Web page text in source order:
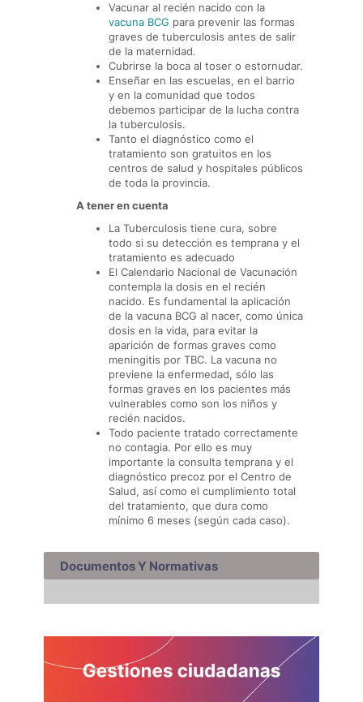
Vacunar al recién nacido con la
vacuna BCG para prevenir las formas
graves de tuberculosis antes de salir
de la maternidad.
Cubrirse la boca al toser o estornudar.
Enseñar en las escuelas, en el barrio
y en la comunidad que todos
debemos participar de la lucha contra
la tuberculosis.
Tanto el diagnóstico como el
tratamiento son gratuitos en los
centros de salud y hospitales públicos
de toda la provincia.
A tener en cuenta
La Tuberculosis tiene cura, sobre
todo si su detección es temprana y el
tratamiento es adecuado
El Calendario Nacional de Vacunación
contempla la dosis en el recién
nacido. Es fundamental la aplicación
de la vacuna BCG al nacer, como única
dosis en la vida, para evitar la
aparición de formas graves como
meningitis por TBC. La vacuna no
previene la enfermedad, sólo las
formas graves en los pacientes más
vulnerables como son los niños y
recién nacidos.
Todo paciente tratado correctamente
no contagia. Por ello es muy
importante la consulta temprana y el
diagnóstico precoz por el Centro de
Salud, así como el cumplimiento total
del tratamiento, que dura como
mínimo 6 meses (según cada caso).
Documentos Y Normativas